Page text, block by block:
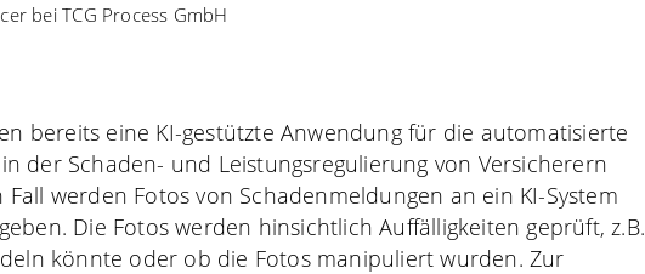
bei TCG Process GmbH
bereits eine KI-gestützte Anwendung für die automatisierte
der Schaden- und Leistungsregulierung von Versicherern
werden Fotos von Schadenmeldungen an ein KI-System
Die Fotos werden hinsichtlich Auffälligkeiten geprüft, z.B.
könnte oder ob die Fotos manipuliert wurden. Zur